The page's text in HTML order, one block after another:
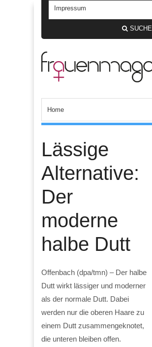
SUCHE
Lässige
Alternative:
Der
moderne
halbe Dutt
Offenbach (dpa/tmn) – Der halbe
Dutt wirkt lässiger und moderner
als der normale Dutt. Dabei
werden nur die oberen Haare zu
einem Dutt zusammengeknotet,
die unteren bleiben offen.